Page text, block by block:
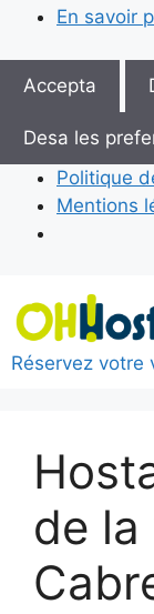
En savoir
Accepta
Desa les
Politique
Mentions
Réservez votre
de